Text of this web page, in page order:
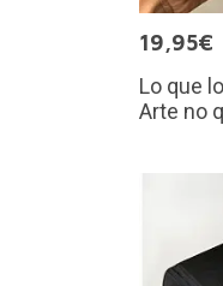
19,95€
Lo que
Arte no